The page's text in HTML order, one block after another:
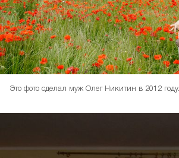
Это фото сделал муж Олег Никитин в 2012 году.